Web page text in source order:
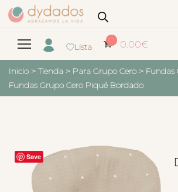
Lista
0 0.00€
Inicio > Tienda > Para Grupo Cero > Fundas
Fundas Grupo Cero Piqué Bordado
Save